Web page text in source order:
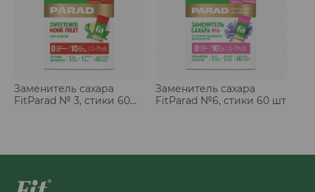
Заменитель сахара
FitParad № 3, стики 60
Заменитель сахара
FitParad №6, стики 60 шт